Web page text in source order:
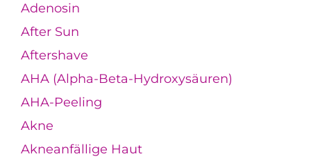
Adenosin
After Sun
Aftershave
AHA (Alpha-Beta-Hydroxysäuren)
AHA-Peeling
Akne
Akneanfällige Haut